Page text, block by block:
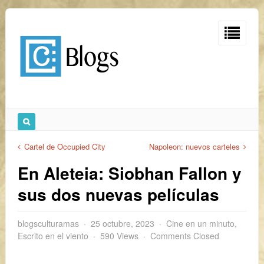
Cartel de Occupied City Napoleon: nuevos carteles
En Aleteia: Siobhan Fallon y
sus dos nuevas películas
blogsculturamas 25 octubre, 2023 Cine en un minuto,
Escrito en el viento
590 Views Comments Closed